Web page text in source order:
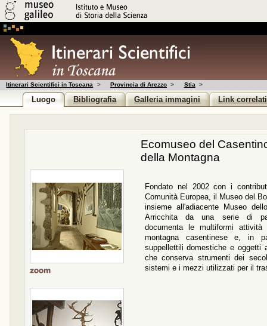
Itinerari Scientifici in Toscana > Provincia di Arezzo > Stia >
Luogo Bibliografia Galleria immagini Link correlati
Ecomuseo del
della Montagna
Fondato nel 2002 con i
Comunità Europea, il Museo del
insieme all'adiacente Museo
Arricchita da una serie di
documenta le multiformi
montagna casentinese e, in
suppellettili domestiche e oggetti
che conserva strumenti dei
sistemi e i mezzi utilizzati per il